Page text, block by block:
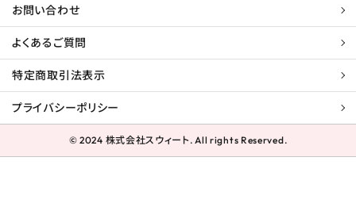
お問い合わせ
よくあるご質問
特定商取引法表示
プライバシーポリシー
© 2024 株式会社スウィート. All rights Reserved.